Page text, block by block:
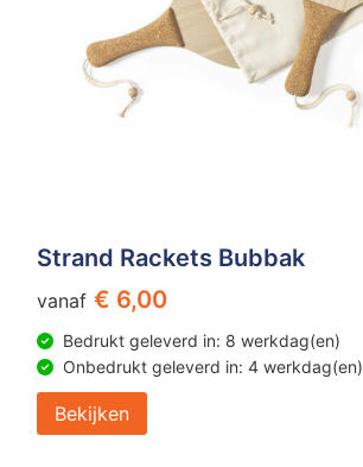
Strand Rackets Bubbak
vanaf € 6,00
Bedrukt geleverd in: 8 werkdag(en)
Onbedrukt geleverd in: 4 werkdag(en)
Bekijken